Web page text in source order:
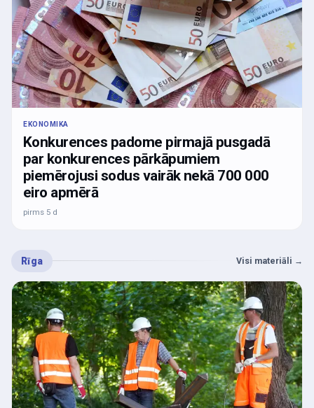
EKONOMIKA
Konkurences padome pirmajā pusgadā
par konkurences pārkāpumiem
piemērojusi sodus vairāk nekā 700 000
eiro apmērā
pirms 5 d
Rīga Visi materiāli →